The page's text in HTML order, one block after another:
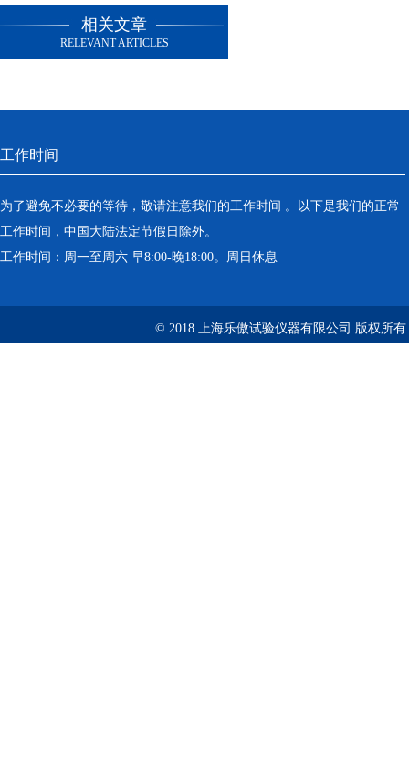
相关文章
RELEVANT ARTICLES
工作时间
为了避免不必要的等待，敬请注意我们的工作时间 。以下是我们的正常
工作时间，中国大陆法定节假日除外。
工作时间：周一至周六 早8:00-晚18:00。周日休息
© 2018 上海乐傲试验仪器有限公司 版权所